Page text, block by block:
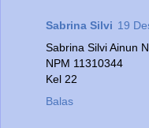
Sabrina Silvi 19
Sabrina Silvi Ainun
NPM 11310344
Kel 22
Balas